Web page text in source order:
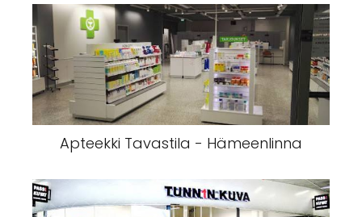
Apteekki Tavastila - Hämeenlinna